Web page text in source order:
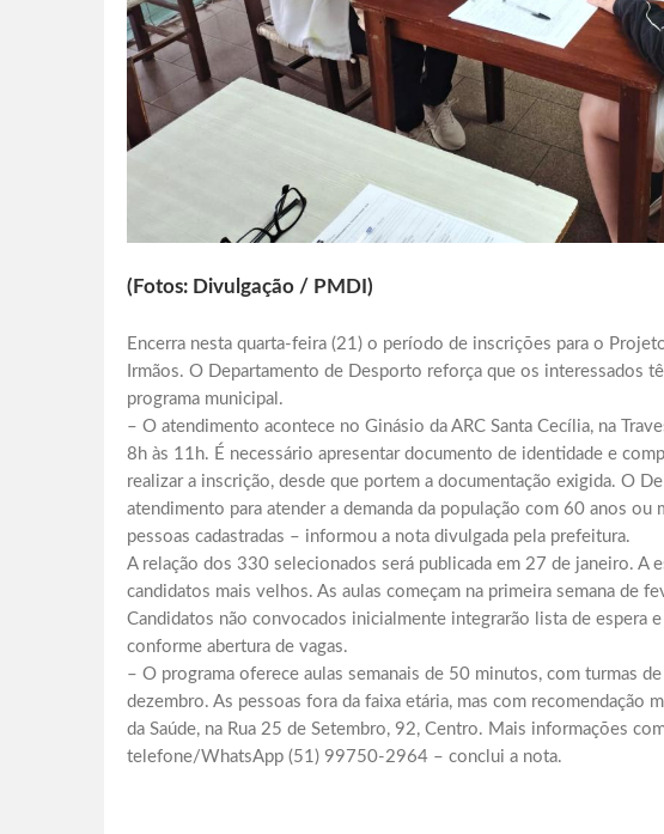
(Fotos: Divulgação / PMDI)
Encerra nesta quarta-feira (21) o período de inscrições para o
Irmãos. O Departamento de Desporto reforça que os interessados
programa municipal.
– O atendimento acontece no Ginásio da ARC Santa Cecília, na
8h às 11h. É necessário apresentar documento de identidade e
realizar a inscrição, desde que portem a documentação exigida. O
atendimento para atender a demanda da população com 60 anos
pessoas cadastradas – informou a nota divulgada pela prefeitura.
A relação dos 330 selecionados será publicada em 27 de janeiro. A
candidatos mais velhos. As aulas começam na primeira semana de
Candidatos não convocados inicialmente integrarão lista de espera
conforme abertura de vagas.
– O programa oferece aulas semanais de 50 minutos, com turmas
dezembro. As pessoas fora da faixa etária, mas com recomendação
da Saúde, na Rua 25 de Setembro, 92, Centro. Mais informações
telefone/WhatsApp (51) 99750-2964 – conclui a nota.